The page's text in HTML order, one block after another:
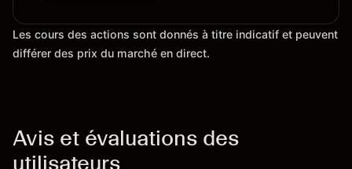
Les cours des actions sont donnés à titre indicatif et peuvent
différer des prix du marché en direct.
Avis et évaluations des
utilisateurs